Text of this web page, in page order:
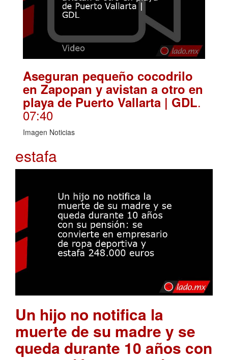
Aseguran pequeño cocodrilo
en Zapopan y avistan a otro en
playa de Puerto Vallarta | GDL.
07:40
Imagen Noticias
estafa
Un hijo no notifica la
muerte de su madre y se
queda durante 10 años con